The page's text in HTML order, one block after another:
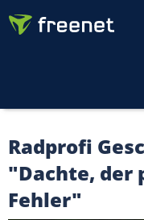
Radprofi
"Dachte, der
Fehler"